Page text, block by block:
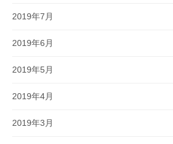
2019年7月
2019年6月
2019年5月
2019年4月
2019年3月